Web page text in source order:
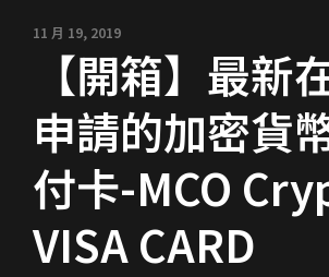
11 月 19, 2019
【開箱】最新
申請的加密貨
付卡-MCO
VISA CARD